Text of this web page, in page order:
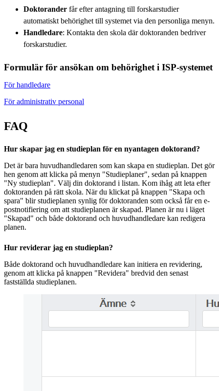
Doktorander får efter antagning till forskarstudier
automatiskt behörighet till systemet via den personliga menyn.
Handledare: Kontakta den skola där doktoranden bedriver
forskarstudier.
Formulär för ansökan om behörighet i ISP-systemet
För handledare
För administrativ personal
FAQ
Hur skapar jag en studieplan för en nyantagen doktorand?
Det är bara huvudhandledaren som kan skapa en studieplan. Det gör
hen genom att klicka på menyn "Studieplaner", sedan på knappen
"Ny studieplan". Välj din doktorand i listan. Kom ihåg att leta efter
doktoranden på rätt skola. När du klickat på knappen "Skapa och
spara" blir studieplanen synlig för doktoranden som också får en e-
postnotifiering om att studieplanen är skapad. Planen är nu i läget
"Skapad" och både doktorand och huvudhandledare kan redigera
planen.
Hur reviderar jag en studieplan?
Både doktorand och huvudhandledare kan initiera en revidering,
genom att klicka på knappen "Revidera" bredvid den senast
fastställda studieplanen.